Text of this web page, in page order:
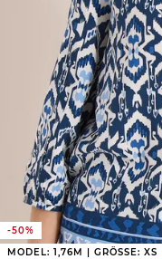
-50%
MODEL: 1,76M | GRÖSSE: XS